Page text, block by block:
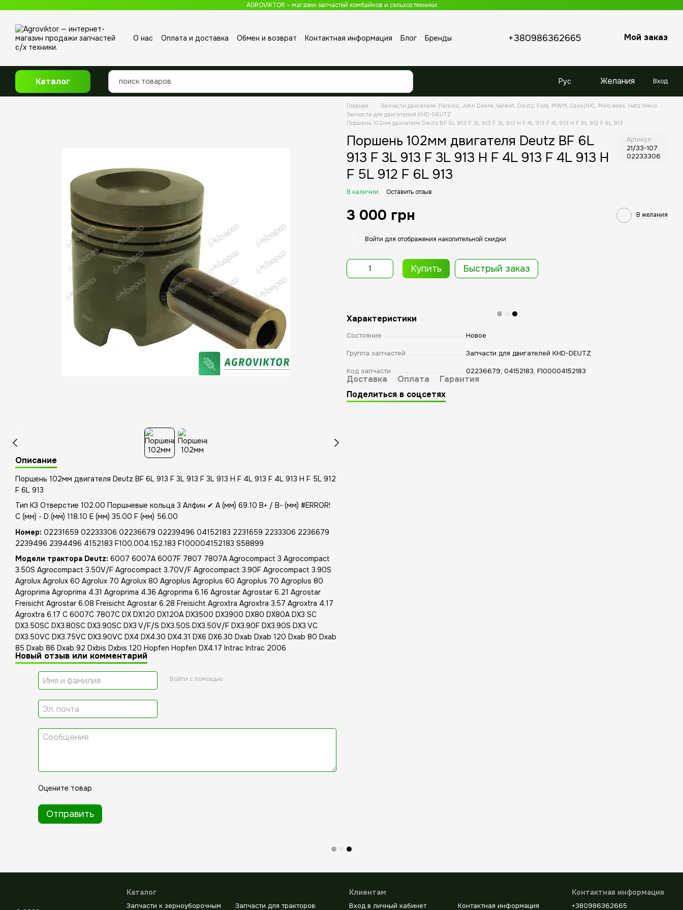
AGROVIKTOR – магазин запчастей комбайнов и сельхоз техники
О нас Оплата и доставка Обмен и возврат Контактная информация Блог
Бренды
+380986362665 Мой заказ
Каталог Рус Желания Вход
Описание
Поршень 102мм двигателя Deutz BF 6L 913 F 3L 913 F 3L 913 H F 4L 913 F 4L 913 H F 5L 912
F 6L 913
Тип K3 Отверстие 102.00 Поршневые кольца 3 Алфин ✔ A (мм) 69.10 B+ / B- (мм) #ERROR!
C (мм) - D (мм) 118.10 E (мм) 35.00 F (мм) 56.00
Номер: 02231659 02233306 02236679 02239496 04152183 2231659 2233306 2236679
2239496 2394496 4152183 F100.004.152.183 F100004152183 S58899
Модели трактора Deutz: 6007 6007A 6007F 7807 7807A Agrocompact 3 Agrocompact
3.50S Agrocompact 3.50V/F Agrocompact 3.70V/F Agrocompact 3.90F Agrocompact 3.90S
Agrolux Agrolux 60 Agrolux 70 Agrolux 80 Agroplus Agroplus 60 Agroplus 70 Agroplus 80
Agroprima Agroprima 4.31 Agroprima 4.36 Agroprima 6.16 Agrostar Agrostar 6.21 Agrostar
Freisicht Agrostar 6.08 Freisicht Agrostar 6.28 Freisicht Agroxtra Agroxtra 3.57 Agroxtra 4.17
Agroxtra 6.17 C 6007C 7807C DX DX120 DX120A DX3500 DX3900 DX80 DX80A DX3 SC
DX3.50SC DX3.80SC DX3.90SC DX3 V/F/S DX3.50S DX3.50V/F DX3.90F DX3.90S DX3 VC
DX3.50VC DX3.75VC DX3.90VC DX4 DX4.30 DX4.31 DX6 DX6.30 Dxab Dxab 120 Dxab 80 Dxab
85 Dxab 86 Dxab 92 Dxbis Dxbis 120 Hopfen Hopfen DX4.17 Intrac Intrac 2006
Новый отзыв или комментарий
Войти с помощью
Оцените товар
Отправить
Главная
Запчасти двигателя: Perkins, John Deere, Valmet, Deutz, Ford, MWM, Case/IHC, Mercedes, Hatz IVeco
Запчасти для двигателей KHD-DEUTZ
Поршень 102мм двигателя Deutz BF 6L 913 F 3L 913 F 3L 913 H F 4L 913 F 4L 913 H F 5L 912 F 6L 913
Поршень 102мм двигателя Deutz BF 6L
913 F 3L 913 F 3L 913 H F 4L 913 F 4L 913 H
F 5L 912 F 6L 913
Артикул
21/33-107
02233306
В наличии Оставить отзыв
3 000 грн В желания
Войти для отображения накопительной скидки
Купить Быстрый заказ
Характеристики
Состояние Новое
Группа запчастей Запчасти для двигателей KHD-DEUTZ
Код запчасти 02236679, 04152183, F100004152183
Доставка Оплата
Гарантия
Поделиться в соцсетях
Каталог
Запчасти к зерноуборочным
Запчасти для тракторов:
Клиентам
Вход в личный кабинет Контактная информация
Контактная информация
+380986362665